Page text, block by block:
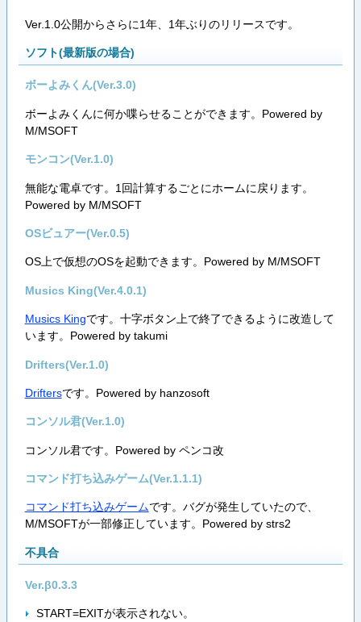
Ver.1.0公開からさらに1年、1年ぶりのリリースです。
ソフト(最新版の場合)
ボーよみくん(Ver.3.0)
ボーよみくんに何か喋らせることができます。Powered by
M/MSOFT
モンコン(Ver.1.0)
無能な電卓です。1回計算するごとにホームに戻ります。
Powered by M/MSOFT
OSビュアー(Ver.0.5)
OS上で仮想のOSを起動できます。Powered by M/MSOFT
Musics King(Ver.4.0.1)
Musics Kingです。十字ボタン上で終了できるように改造して
います。Powered by takumi
Drifters(Ver.1.0)
Driftersです。Powered by hanzosoft
コンソル君(Ver.1.0)
コンソル君です。Powered by ペンコ改
コマンド打ち込みゲーム(Ver.1.1.1)
コマンド打ち込みゲームです。バグが発生していたので、
M/MSOFTが一部修正しています。Powered by strs2
不具合
Ver.β0.3.3
START=EXITが表示されない。